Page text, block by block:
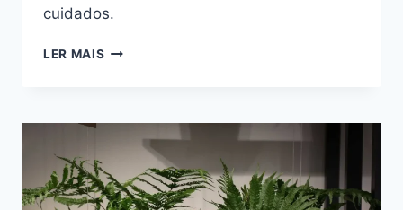
cuidados.
LER MAIS LEUCANTHEMUM
MARGARIDA
BRANCA